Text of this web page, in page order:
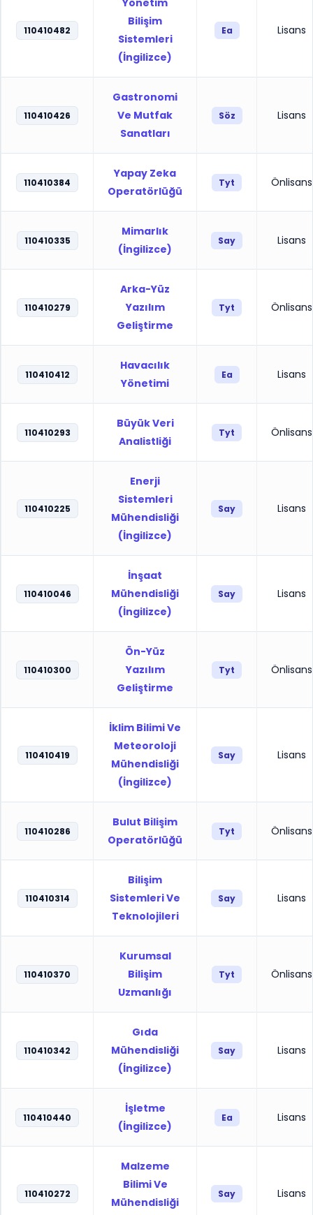
110410482
Yönetim
Bilişim
Sistemleri
(İngilizce)
Ea Lisans
110410426
Gastronomi
Ve Mutfak
Sanatları
Söz Lisans
110410384
Yapay Zeka
Operatörlüğü
Tyt Önlisans
110410335
Mimarlık
(İngilizce)
Say Lisans
110410279
Arka-Yüz
Yazılım
Geliştirme
Tyt Önlisans
110410412
Havacılık
Yönetimi
Ea Lisans
110410293
Büyük Veri
Analistliği
Tyt Önlisans
110410225
Enerji
Sistemleri
Mühendisliği
(İngilizce)
Say Lisans
110410046
İnşaat
Mühendisliği
(İngilizce)
Say Lisans
110410300
Ön-Yüz
Yazılım
Geliştirme
Tyt Önlisans
110410419
İklim Bilimi Ve
Meteoroloji
Mühendisliği
(İngilizce)
Say Lisans
110410286
Bulut Bilişim
Operatörlüğü
Tyt Önlisans
110410314
Bilişim
Sistemleri Ve
Teknolojileri
Say Lisans
110410370
Kurumsal
Bilişim
Uzmanlığı
Tyt Önlisans
110410342
Gıda
Mühendisliği
(İngilizce)
Say Lisans
110410440
İşletme
(İngilizce)
Ea Lisans
110410272
Malzeme
Bilimi Ve
Mühendisliği
Say Lisans